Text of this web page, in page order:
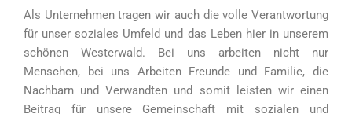
Als Unternehmen tragen wir auch die volle Verantwortung
für unser soziales Umfeld und das Leben hier in unserem
schönen Westerwald. Bei uns arbeiten nicht nur
Menschen, bei uns Arbeiten Freunde und Familie, die
Nachbarn und Verwandten und somit leisten wir einen
Beitrag für unsere Gemeinschaft mit sozialen und